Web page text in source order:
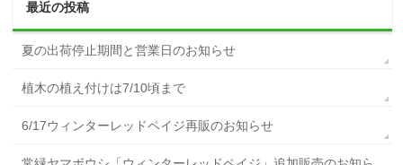
最近の投稿
夏の出荷停止期間と営業日のお知らせ
植木の植え付けは7/10頃まで
6/17ウィンターレッドペイジ再販のお知らせ